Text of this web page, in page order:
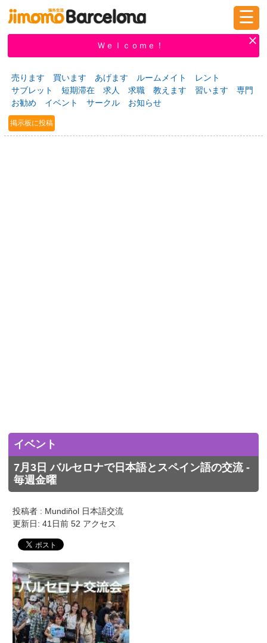
新規登録
掲示板 タウン情報 教えて！
ニュース イベント 求人
☰
Ｗｅｌｃｏｍｅ！
売ります 買います あげます ルームメイト
レント
サブレット
短期滞在 求人 求職 教えます 習います
専門
お勧め
イベント サークル お知らせ
掲示板に投稿
イベント
7月3日 バルセロナで日本語とスペイン語の交流 -
毎週金曜
投稿者 : Mundiñol 日本語交流
更新日: 41日前 52 アクセス